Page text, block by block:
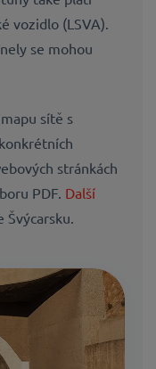
vozidlo (LSVA).
se mohou
sítě s
stránkách
PDF. Další
Švýcarsku.